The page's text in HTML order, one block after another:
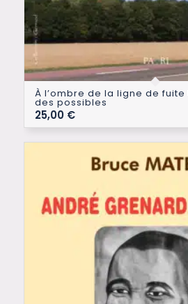
À l’ombre de la ligne de
des possibles
25,00 €